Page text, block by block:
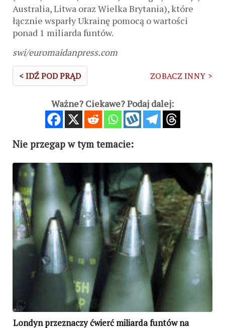
Australia, Litwa oraz Wielka Brytania), które
łącznie wsparły Ukrainę pomocą o wartości
ponad 1 miliarda funtów.
swi/euromaidanpress.com
< IDŹ POD PRĄD ZOBACZ INNY >
Ważne? Ciekawe? Podaj dalej:
Nie przegap w tym temacie:
Londyn przeznaczy ćwierć miliarda funtów na